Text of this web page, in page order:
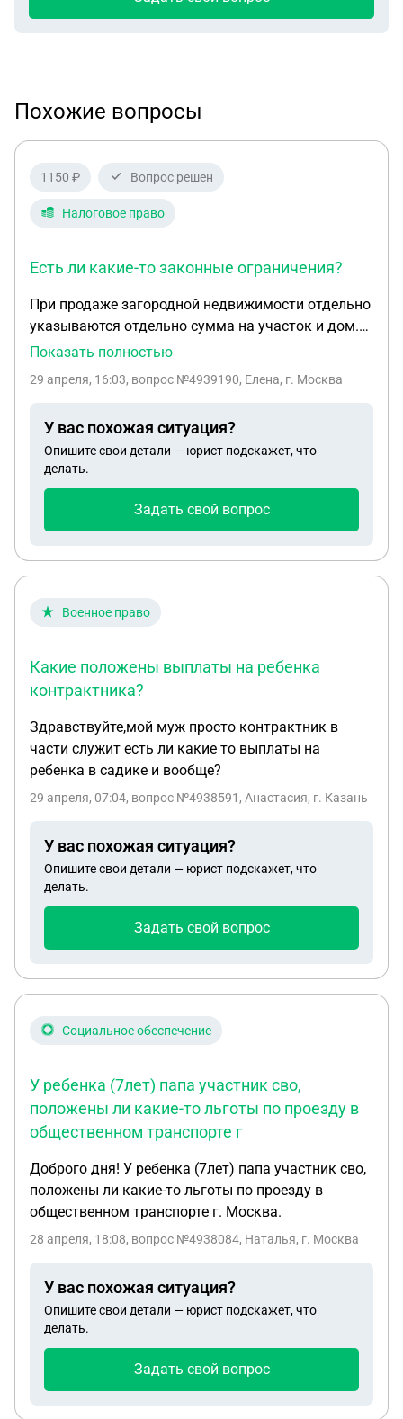
Похожие вопросы
1150 ₽ Вопрос решен
Налоговое право
Есть ли какие-то законные ограничения?
При продаже загородной недвижимости отдельно
указываются отдельно сумма на участок и дом.
Участок не облагается налогом (5 лет владения),
дома 70% от кадастровой стоимости, а
Есть ли какие-то законные ограничения?
Показать полностью
29 апреля, 16:03, вопрос №4939190, Елена, г. Москва
У вас похожая ситуация?
Опишите свои детали — юрист подскажет, что
делать.
Задать свой вопрос
Военное право
Какие положены выплаты на ребенка
контрактника?
Здравствуйте,мой муж просто контрактник в
части служит есть ли какие то выплаты на
ребенка в садике и вообще?
29 апреля, 07:04, вопрос №4938591, Анастасия, г. Казань
У вас похожая ситуация?
Опишите свои детали — юрист подскажет, что
делать.
Задать свой вопрос
Социальное обеспечение
У ребенка (7лет) папа участник сво,
положены ли какие-то льготы по проезду в
общественном транспорте г
Доброго дня! У ребенка (7лет) папа участник сво,
положены ли какие-то льготы по проезду в
общественном транспорте г. Москва.
28 апреля, 18:08, вопрос №4938084, Наталья, г. Москва
У вас похожая ситуация?
Опишите свои детали — юрист подскажет, что
делать.
Задать свой вопрос